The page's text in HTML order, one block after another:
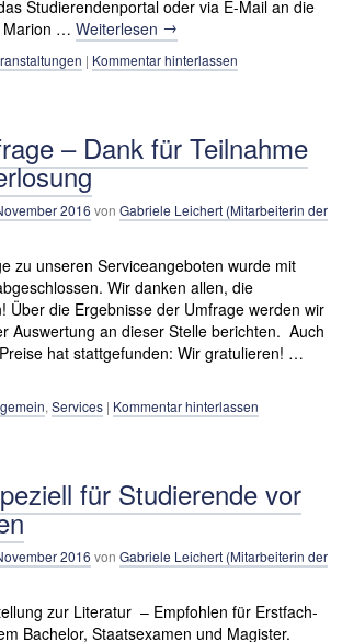
Studierendenportal oder via E-Mail an die
Marion … Weiterlesen →
| Kommentar hinterlassen
– Dank für Teilnahme
2016 von Gabriele Leichert (Mitarbeiterin der
zu unseren Serviceangeboten wurde mit
Wir danken allen, die
Über die Ergebnisse der Umfrage werden wir
Auswertung an dieser Stelle berichten. Auch
hat stattgefunden: Wir gratulieren! …
, Services | Kommentar hinterlassen
für Studierende vor
2016 von Gabriele Leichert (Mitarbeiterin der
zur Literatur – Empfohlen für Erstfach-
Bachelor, Staatsexamen und Magister.